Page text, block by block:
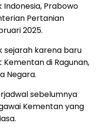
Indonesia, Prabowo
Pertanian
2025.
sejarah karena baru
di Ragunan,
Negara.
sebelumnya
Kementan yang